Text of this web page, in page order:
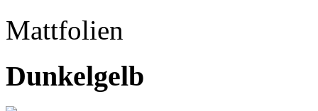
Mattfolien
Dunkelgelb